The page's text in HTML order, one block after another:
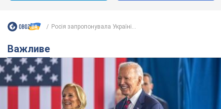
Росія запропонувала Україні...
Важливе